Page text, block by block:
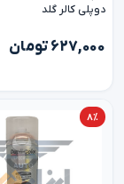
دوپلی کالر گلد
۶۲۷,۰۰۰ تومان
۸٪